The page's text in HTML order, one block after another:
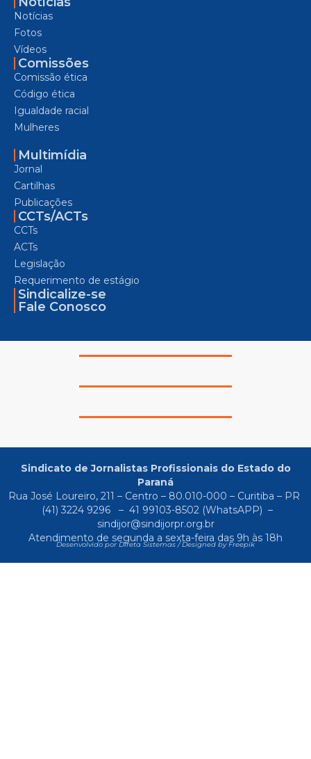
Notícias
Fotos
Vídeos
Comissões
Comissão ética
Código ética
Igualdade racial
Mulheres
Multimídia
Jornal
Cartilhas
Publicações
CCTs/ACTs
CCTs
ACTs
Legislação
Requerimento de estágio
Sindicalize-se
Fale Conosco
Sindicato de Jornalistas Profissionais do Estado do
Paraná
Rua José Loureiro, 211 – Centro – 80.010-000 – Curitiba – PR
(41) 3224 9296
– 41 99103-8502(WhatsAPP) –
sindijor@sindijorpr.org.br
Atendimento de segunda a sexta-feira das 9h às 18h
Desenvolvido por Direta Sistemas /Designed by Freepik